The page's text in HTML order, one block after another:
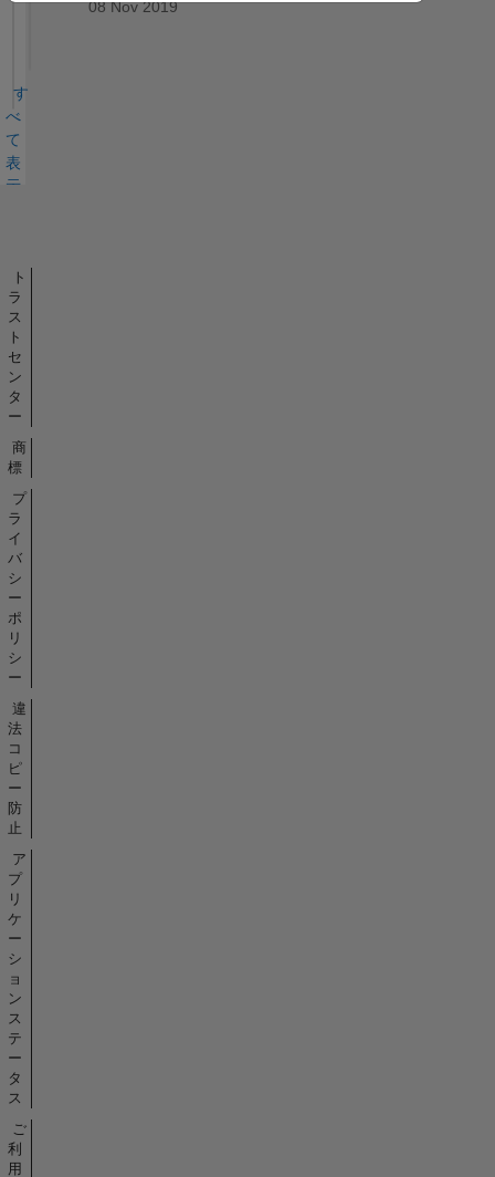
08 Nov 2019
す
べ
て
表
示
ト
ラ
ス
ト
セ
ン
タ
ー
商
標
プ
ラ
イ
バ
シ
ー
ポ
リ
シ
ー
違
法
コ
ピ
ー
防
止
ア
プ
リ
ケ
ー
シ
ョ
ン
ス
テ
ー
タ
ス
ご
利
用